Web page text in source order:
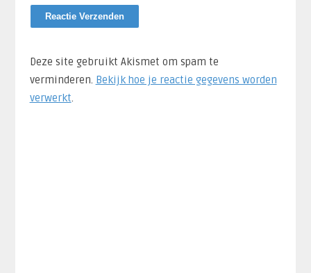
Deze site gebruikt Akismet om spam te
verminderen. Bekijk hoe je reactie gegevens worden
verwerkt.